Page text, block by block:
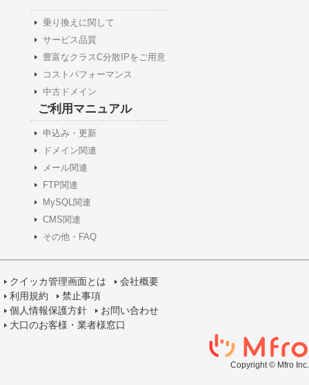
乗り換えに関して
サービス品質
豊富なクラスC分散IPをご用意
コストパフォーマンス
中古ドメイン
ご利用マニュアル
申込み・更新
ドメイン関連
メール関連
FTP関連
MySQL関連
CMS関連
その他・FAQ
クイッカ管理画面とは
会社概要
利用規約
禁止事項
個人情報保護方針
お問い合わせ
大口のお客様・業者様窓口
Copyright © Mfro Inc.